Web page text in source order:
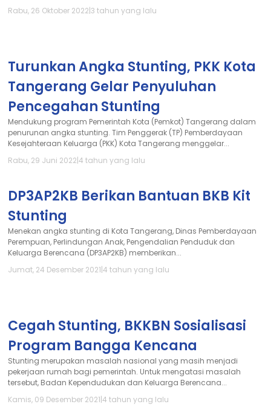
Rabu, 26 Oktober 2022|3 tahun yang lalu
Turunkan Angka Stunting, PKK Kota
Tangerang Gelar Penyuluhan
Pencegahan Stunting
Mendukung program Pemerintah Kota (Pemkot) Tangerang dalam
penurunan angka stunting. Tim Penggerak (TP) Pemberdayaan
Kesejahteraan Keluarga (PKK) Kota Tangerang menggelar...
Rabu, 29 Juni 2022|4 tahun yang lalu
DP3AP2KB Berikan Bantuan BKB Kit
Stunting
Menekan angka stunting di Kota Tangerang, Dinas Pemberdayaan
Perempuan, Perlindungan Anak, Pengendalian Penduduk dan
Keluarga Berencana (DP3AP2KB) memberikan...
Jumat, 24 Desember 2021|4 tahun yang lalu
Cegah Stunting, BKKBN Sosialisasi
Program Bangga Kencana
Stunting merupakan masalah nasional yang masih menjadi
pekerjaan rumah bagi pemerintah. Untuk mengatasi masalah
tersebut, Badan Kependudukan dan Keluarga Berencana...
Kamis, 09 Desember 2021|4 tahun yang lalu